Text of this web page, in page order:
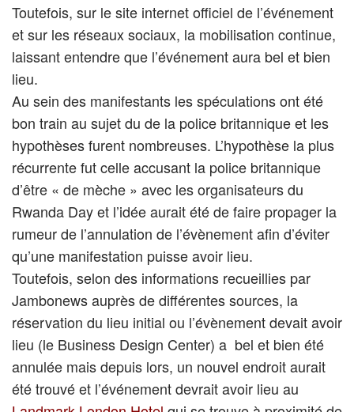
Toutefois, sur le site internet officiel de l’événement
et sur les réseaux sociaux, la mobilisation continue,
laissant entendre que l’événement aura bel et bien
lieu.
Au sein des manifestants les spéculations ont été
bon train au sujet du de la police britannique et les
hypothèses furent nombreuses. L’hypothèse la plus
récurrente fut celle accusant la police britannique
d’être « de mèche » avec les organisateurs du
Rwanda Day et l’idée aurait été de faire propager la
rumeur de l’annulation de l’évènement afin d’éviter
qu’une manifestation puisse avoir lieu.
Toutefois, selon des informations recueillies par
Jambonews auprès de différentes sources, la
réservation du lieu initial ou l’évènement devait avoir
lieu (le Business Design Center) a bel et bien été
annulée mais depuis lors, un nouvel endroit aurait
été trouvé et l’événement devrait avoir lieu au